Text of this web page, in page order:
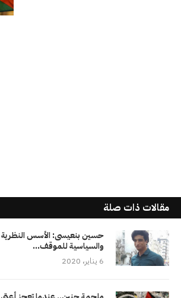
مقالات ذات صلة
حسين بنعيسى: الأسس النظرية
والسياسية للموقف...
6 يناير، 2020